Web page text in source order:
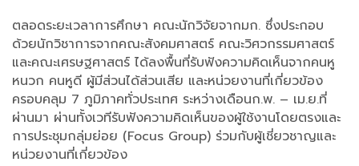
ตลอดระยะเวลาการศึกษา คณะนักวิจัยจากมก. ซึ่งประกอบ
ด้วยนักวิชาการจากคณะสังคมศาสตร์ คณะวิศวกรรมศาสตร์
และคณะเศรษฐศาสตร์ ได้ลงพื้นที่รับฟังความคิดเห็นจากคนหู
หนวก คนหูดี ผู้มีส่วนได้ส่วนเสีย และหน่วยงานที่เกี่ยวข้อง
ครอบคลุม 7 ภูมิภาคทั่วประเทศ ระหว่างเดือนก.พ. – เม.ย.ที่
ผ่านมา ผ่านทั้งเวทีรับฟังความคิดเห็นของผู้ใช้งานโดยตรงและ
การประชุมกลุ่มย่อย (Focus Group) ร่วมกับผู้เชี่ยวชาญและ
หน่วยงานที่เกี่ยวข้อง